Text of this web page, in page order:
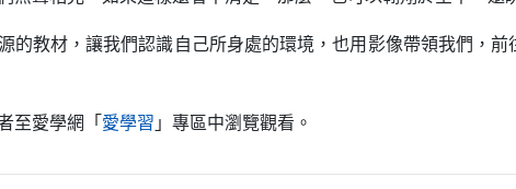
教材，讓我們認識自己所身處的環境，也用影像帶領我們，前
愛學網「 愛學習（另開新視窗）
」專區中瀏覽觀看。